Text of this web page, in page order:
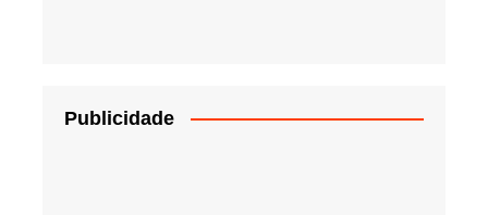
Publicidade